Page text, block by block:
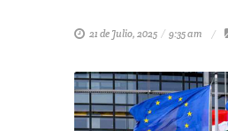
21 de Julio, 2025 / 9:35 am